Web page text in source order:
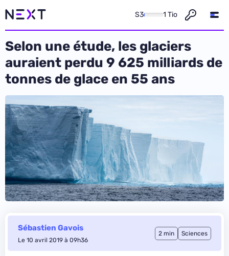
S3 1 Tio
Selon une étude, les glaciers
auraient perdu 9 625 milliards de
tonnes de glace en 55 ans
Sébastien Gavois
Le 10 avril 2019 à 09h36
2 min Sciences